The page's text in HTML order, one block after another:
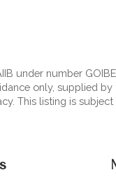
under number
only, supplied
This listing is